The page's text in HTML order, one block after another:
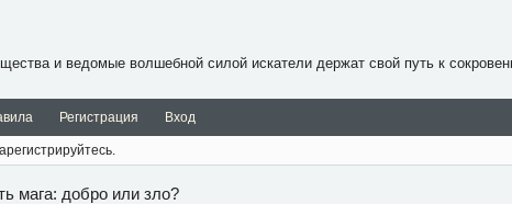
и ведомые волшебной силой искатели держат свой путь к
Регистрация Вход
мага: добро или зло?